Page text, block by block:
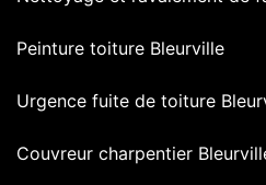
Peinture toiture Bleurville
Urgence fuite de toiture
Couvreur charpentier